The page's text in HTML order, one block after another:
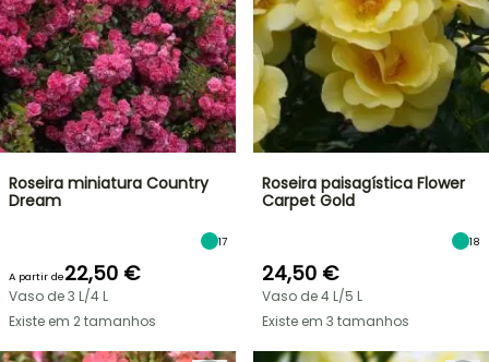
Roseira miniatura Country
Dream
17
A partir de22,50 €
Vaso de 3 L/4 L
Existe em 2 tamanhos
Roseira paisagística Flower
Carpet Gold
18
24,50 €
Vaso de 4 L/5 L
Existe em 3 tamanhos